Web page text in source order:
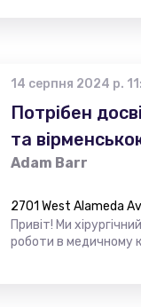
14 серпня 2024 р.
Потрібен
та
Adam Barr
2701 West Alameda
Привіт! Ми
роботи в медичному